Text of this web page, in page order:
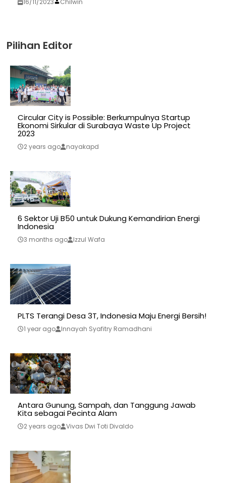
Pilihan Editor
Circular City is Possible: Berkumpulnya Startup
Ekonomi Sirkular di Surabaya Waste Up Project
2023
2 years ago nayakapd
6 Sektor Uji B50 untuk Dukung Kemandirian Energi
Indonesia
3 months ago Izzul Wafa
PLTS Terangi Desa 3T, Indonesia Maju Energi Bersih!
1 year ago Innayah Syafitry Ramadhani
Antara Gunung, Sampah, dan Tanggung Jawab
Kita sebagai Pecinta Alam
2 years ago Vivas Dwi Toti Divaldo